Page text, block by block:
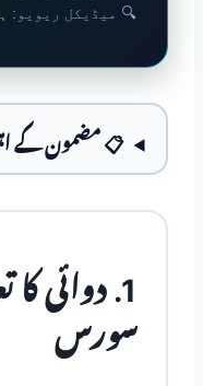
🔍 میڈیکل ریویو:
📋 مضمون کے
1. دوائی
سورس